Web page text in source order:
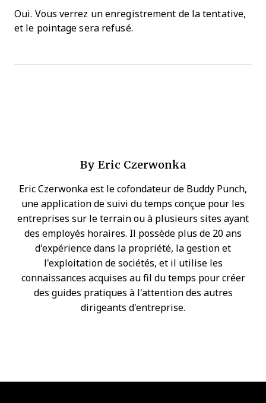
Oui. Vous verrez un enregistrement de la tentative,
et le pointage sera refusé.
By Eric Czerwonka
Eric Czerwonka est le cofondateur de Buddy Punch,
une application de suivi du temps conçue pour les
entreprises sur le terrain ou à plusieurs sites ayant
des employés horaires. Il possède plus de 20 ans
d'expérience dans la propriété, la gestion et
l'exploitation de sociétés, et il utilise les
connaissances acquises au fil du temps pour créer
des guides pratiques à l'attention des autres
dirigeants d'entreprise.